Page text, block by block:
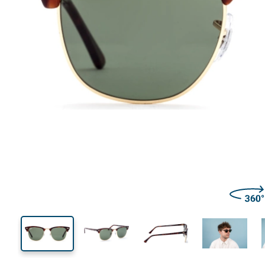
45 mm
Largeur des verres
51 mm
Largeur des verres
des verres